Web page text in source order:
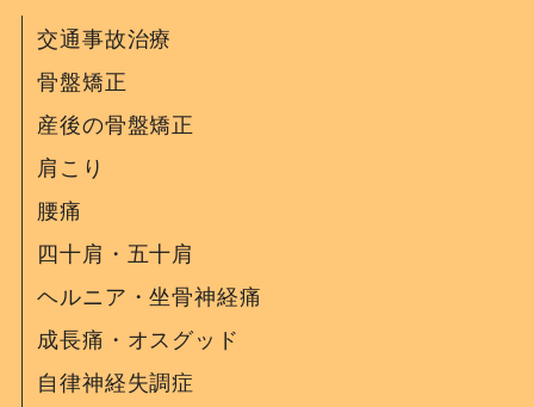
交通事故治療
骨盤矯正
産後の骨盤矯正
肩こり
腰痛
四十肩・五十肩
ヘルニア・坐骨神経痛
成長痛・オスグッド
自律神経失調症